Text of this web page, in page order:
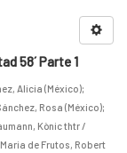
58´ Parte 1
Alicia (México);
Rosa (México);
Kònic thtr /
de Frutos, Robert